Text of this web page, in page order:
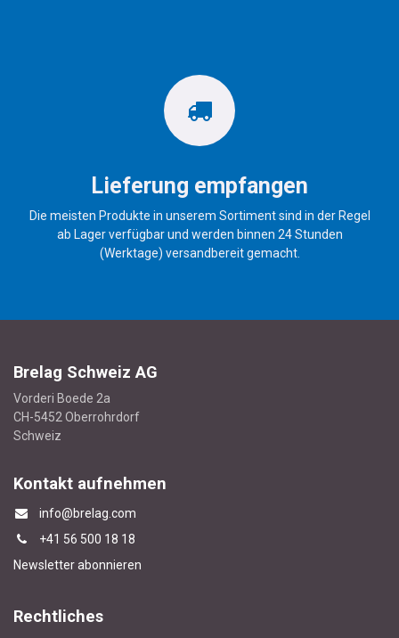
Lieferung empfangen
Die meisten Produkte in unserem Sortiment sind in der Regel
ab Lager verfügbar und werden binnen 24 Stunden
(Werktage) versandbereit gemacht.
Brelag Schweiz AG
Vorderi Boede 2a
CH-5452 Oberrohrdorf
Schweiz
Kontakt aufnehmen
info@brelag.com
+41 56 500 18 18
Newsletter abonnieren
Rechtliches